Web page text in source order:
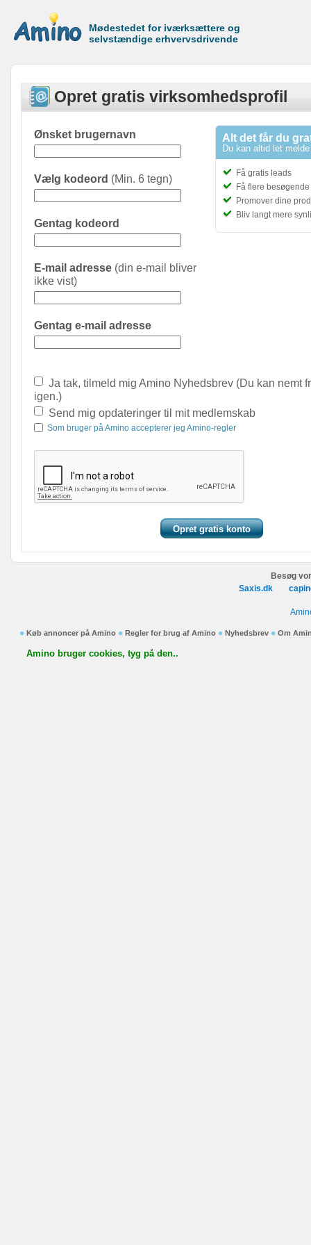
Mødestedet for iværksættere og
selvstændige erhvervsdrivende
Opret gratis virksomhedsprofil
Alt det får du
Du kan altid let
Få gratis leads
Få flere
Promover dine
Bliv langt mere
Ønsket brugernavn
Vælg kodeord (Min. 6 tegn)
Gentag kodeord
E-mail adresse (din e-mail bliver
ikke vist)
Gentag e-mail adresse
Ja tak, tilmeld mig Amino Nyhedsbrev (Du kan nemt
igen.)
Send mig opdateringer til mit medlemskab
Som bruger på Amino accepterer jeg Amino-regler
Besøg
Saxis.dk
Køb annoncer på Amino Regler for brug af Amino Nyhedsbrev Om
Amino bruger cookies, tyg på den..